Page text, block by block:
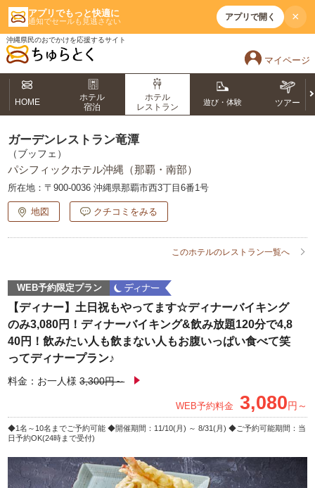
アプリでもっと快適に
通知でセールも見逃さない アプリで開く ×
沖縄県民のおでかけを応援するサイト
マイページ
HOME
ホテル
宿泊
ホテル
レストラン
遊び・体験 ツアー
ガーデンレストラン竜潭
（ブッフェ）
パシフィックホテル沖縄（那覇・南部）
所在地：〒900-0036 沖縄県那覇市西3丁目6番1号
地図 クチコミをみる
このホテルのレストラン一覧へ
WEB予約限定プラン
【ディナー】土日祝もやってます☆ディナーバイキング
のみ3,080円！ディナーバイキング&飲み放題120分で4,8
40円！飲みたい人も飲まない人もお腹いっぱい食べて笑
ってディナープラン♪
料金：お一人様 3,300円～
WEB予約料金 3,080円～
1名～10名までご予約可能 開催期間：11/10(月) ～ 8/31(月)
ご予約可能期間：当
日予約OK(24時まで受付)